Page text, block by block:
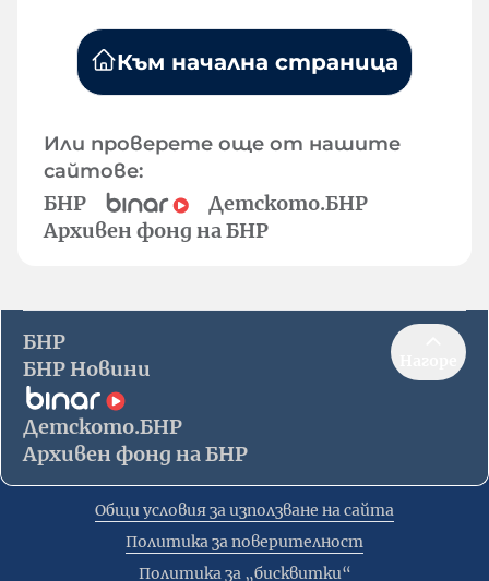
Към начална страница
Или проверете още от нашите
сайтове:
БНР
Детското.БНР
Архивен фонд на БНР
БНР
БНР Новини
Детското.БНР
Архивен фонд на БНР
Общи условия за използване на сайта
Политика за поверителност
Политика за „бисквитки“